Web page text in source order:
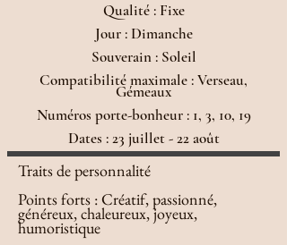
Qualité : Fixe
Jour : Dimanche
Souverain : Soleil
Compatibilité maximale : Verseau,
Gémeaux
Numéros porte-bonheur : 1, 3, 10, 19
Dates : 23 juillet - 22 août
Traits de personnalité
Points forts : Créatif, passionné,
généreux, chaleureux, joyeux,
humoristique